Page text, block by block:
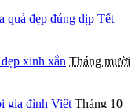
quả đẹp đúng dịp Tết
xinh xắn Tháng mười
gia đình Việt Tháng 10